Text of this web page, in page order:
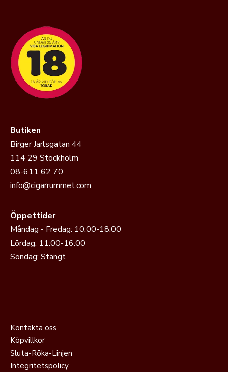
Butiken
Birger Jarlsgatan 44
114 29 Stockholm
08-611 62 70
info@cigarrummet.com
Öppettider
Måndag - Fredag: 10:00-18:00
Lördag: 11:00-16:00
Söndag: Stängt
Kontakta oss
Köpvillkor
Sluta-Röka-Linjen
Integritetspolicy